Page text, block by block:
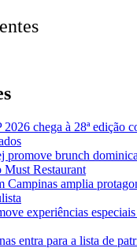
chega à 28ª edição
promove brunch
Restaurant
Campinas amplia
experiências
entra para a lista de